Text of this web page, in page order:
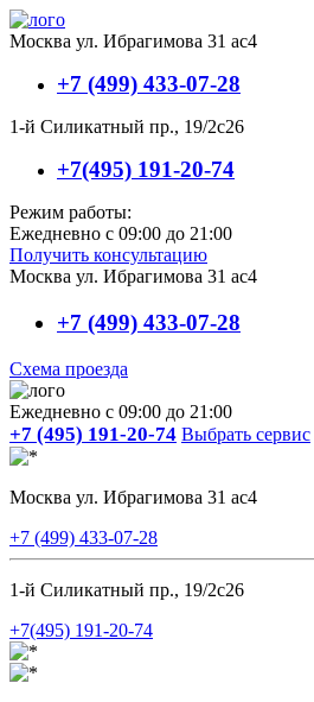
Москва ул. Ибрагимова 31 ас4
+7 (499) 433-07-28
1-й Силикатный пр., 19/2с26
+7(495) 191-20-74
Режим работы:
Ежедневно с 09:00 до 21:00
Получить консультацию
Москва ул. Ибрагимова 31 ас4
+7 (499) 433-07-28
Схема проезда
Ежедневно с 09:00 до 21:00
+7 (495) 191-20-74 Выбрать сервис
Москва ул. Ибрагимова 31 ас4
+7 (499) 433-07-28
1-й Силикатный пр., 19/2с26
+7(495) 191-20-74